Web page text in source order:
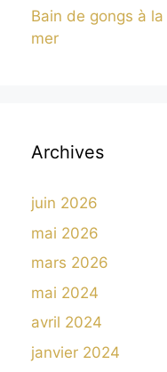
Bain de gongs à
mer
Archives
juin 2026
mai 2026
mars 2026
mai 2024
avril 2024
janvier 2024